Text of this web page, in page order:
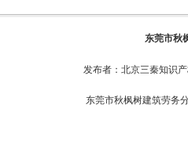
版权
东莞市秋
发布者：北京三秦知识
东莞市秋枫树建筑劳务